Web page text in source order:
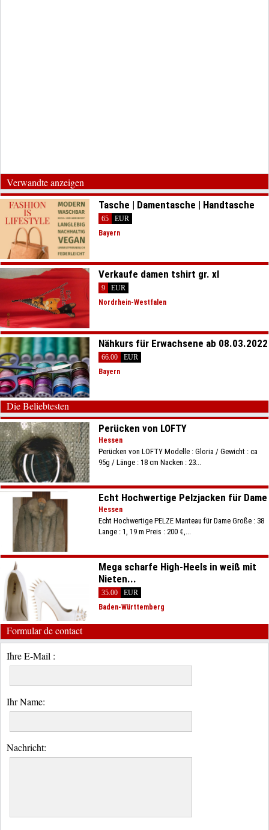
Verwandte anzeigen
Tasche | Damentasche | Handtasche
65
EUR
Bayern
Verkaufe damen tshirt gr. xl
9
EUR
Nordrhein-Westfalen
Nähkurs für Erwachsene ab 08.03.2022
66.00
EUR
Bayern
Die Beliebtesten
Perücken von LOFTY
Hessen
Perücken von LOFTY Modelle : Gloria / Gewicht : ca
95g / Länge : 18 cm Nacken : 23...
Echt Hochwertige Pelzjacken für Dame
Hessen
Echt Hochwertige PELZE Manteau für Dame Große : 38
Lange : 1, 19 m Preis : 200 €,...
Mega scharfe High-Heels in weiß mit
Nieten...
35.00
EUR
Baden-Württemberg
Formular de contact
Ihre E-Mail :
Ihr Name:
Nachricht: